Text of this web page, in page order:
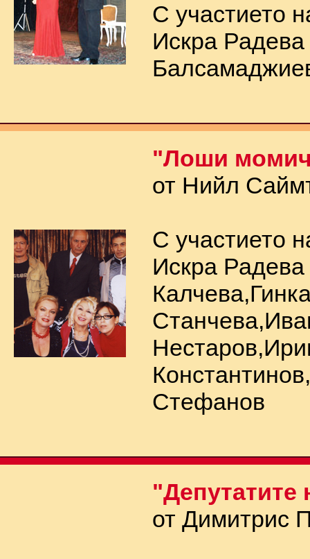
С участието
Искра
"Лоши
от Нийл
С участието
Искра
Стефанов
"Депутатите
от Димитрис